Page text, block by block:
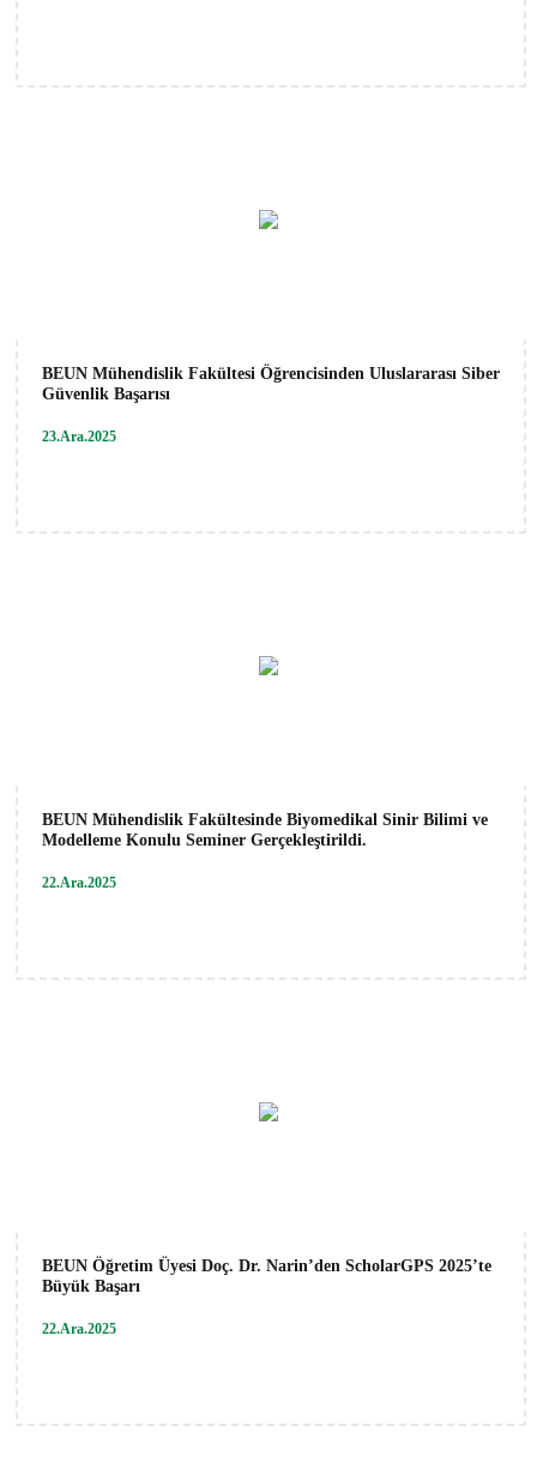
BEUN Mühendislik Fakültesi Öğrencisinden Uluslararası Siber
Güvenlik Başarısı
23.Ara.2025
BEUN Mühendislik Fakültesinde Biyomedikal Sinir Bilimi ve
Modelleme Konulu Seminer Gerçekleştirildi.
22.Ara.2025
BEUN Öğretim Üyesi Doç. Dr. Narin’den ScholarGPS 2025’te
Büyük Başarı
22.Ara.2025